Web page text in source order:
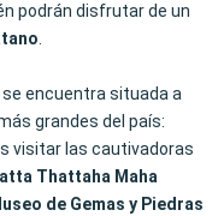
podrán disfrutar de un
.
encuentra situada a
grandes del país:
visitar las cautivadoras
Thattaha Maha
de Gemas y Piedras